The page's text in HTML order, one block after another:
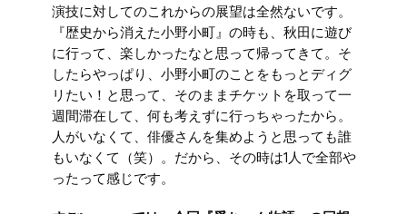
演技に対してのこれからの展望は全然ないです。
『歴史から消えた小野小町』の時も、秋田に遊び
に行って、楽しかったなと思って帰ってきて。そ
したらやっぱり、小野小町のことをもっとディグ
リたい！と思って、そのままチケットを取って一
週間滞在して、何も考えずに行っちゃったから。
人がいなくて、俳優さんを集めようと思っても誰
もいなくて（笑）。だから、その時は1人で全部や
ったって感じです。